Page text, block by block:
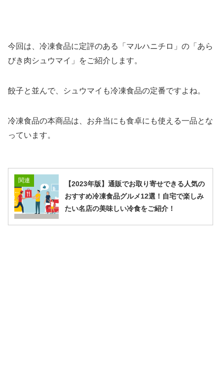
今回は、冷凍食品に定評のある「マルハニチロ」の「あら
びき肉シュウマイ」をご紹介します。
餃子と並んで、シュウマイも冷凍食品の定番ですよね。
冷凍食品の本商品は、お弁当にも食卓にも使える一品とな
っています。
関連
【2023年版】通販でお取り寄せできる人気の
おすすめ冷凍食品グルメ12選！自宅で楽しみ
たい名店の美味しい冷食をご紹介！